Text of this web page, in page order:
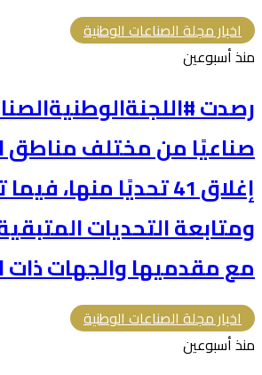
اخبار مجلة الصناعات الوطنية
منذ أسبوعين
صناعيًا من مختلف مناطق
إغلاق 41 تحديًا منها،
ومتابعة التحديات
مع مقدميها والجهات ذات
اخبار مجلة الصناعات الوطنية
منذ أسبوعين